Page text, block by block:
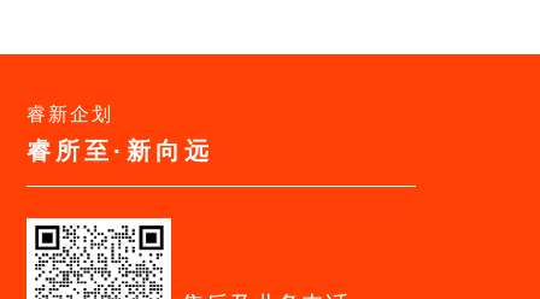
睿新企划
睿所至·新向远